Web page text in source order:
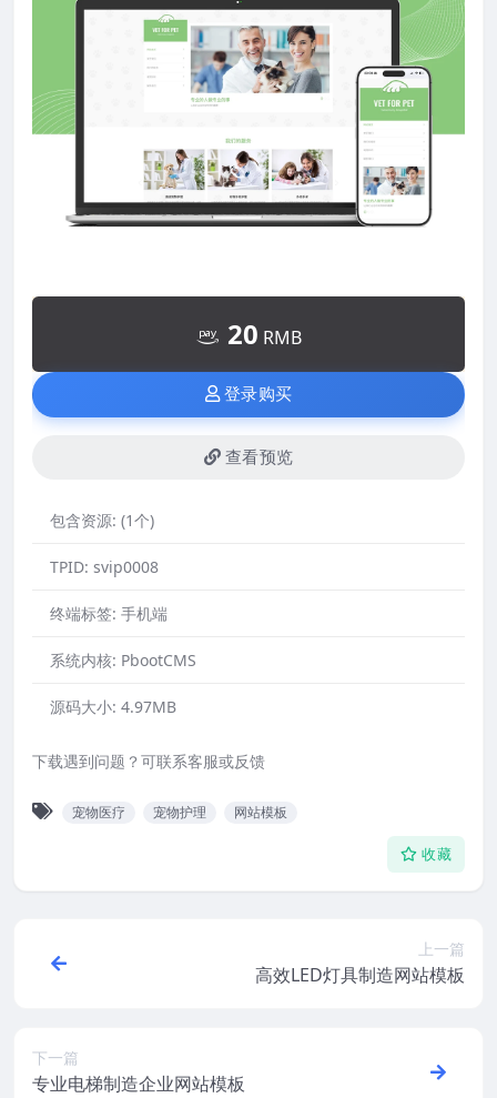
20 RMB
登录购买
查看预览
包含资源: (1个)
TPID: svip0008
终端标签: 手机端
系统内核: PbootCMS
源码大小: 4.97MB
下载遇到问题？可联系客服或反馈
宠物医疗 宠物护理 网站模板
收藏
上一篇
高效LED灯具制造网站模板
下一篇
专业电梯制造企业网站模板